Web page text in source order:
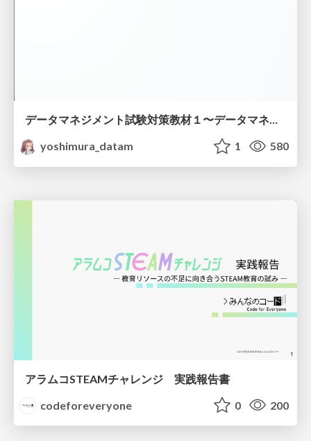
データマネジメント試験対策教材１〜データマネジメント基礎〜
yoshimura_datam
1 580
アラムコSTEAMチャレンジ 実践報告書
codeforeveryone
0 200